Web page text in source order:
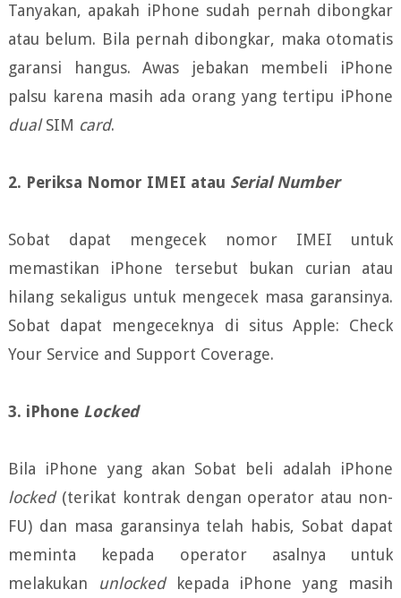
Tanyakan, apakah iPhone sudah pernah dibongkar
atau belum. Bila pernah dibongkar, maka otomatis
garansi hangus. Awas jebakan membeli iPhone
palsu karena masih ada orang yang tertipu iPhone
dualSIM card.
2. Periksa Nomor IMEI atau Serial Number
Sobat dapat mengecek nomor IMEI untuk
memastikan iPhone tersebut bukan curian atau
hilang sekaligus untuk mengecek masa garansinya.
Sobat dapat mengeceknya di situs Apple: Check
Your Service and Support Coverage.
3. iPhone Locked
Bila iPhone yang akan Sobat beli adalah iPhone
locked (terikat kontrak dengan operator atau non-
FU) dan masa garansinya telah habis, Sobat dapat
meminta kepada operator asalnya untuk
melakukan
unlocked kepada iPhone yang masih